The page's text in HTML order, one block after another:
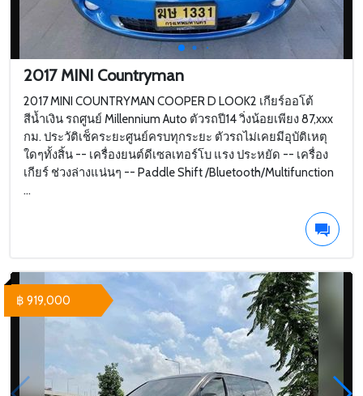
2017 MINI Countryman
2017 MINI COUNTRYMAN COOPER D LOOK2 เกียร์ออโต้
สีน้ำเงิน รถศูนย์ Millennium Auto ตัวรถปี14 วิ่งน้อยเพียง 87,xxx
กม. ประวัติเช็คระยะศูนย์ครบทุกระยะ ตัวรถไม่เคยมีอุบัติเหตุ
ใดๆทั้งสิ้น -- เครื่องยนต์ดีเซลเทอร์โบ แรง ประหยัด -- เครื่อง
เกียร์ ช่วงล่างแน่นๆ -- Paddle Shift /Bluetooth/Multifunction
...
฿ 919,000